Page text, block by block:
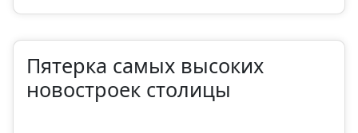
Пятерка самых высоких
новостроек столицы